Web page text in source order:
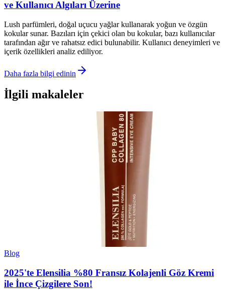
ve Kullanıcı Algıları Üzerine
Lush parfümleri, doğal uçucu yağlar kullanarak yoğun ve özgün
kokular sunar. Bazıları için çekici olan bu kokular, bazı kullanıcılar
tarafından ağır ve rahatsız edici bulunabilir. Kullanıcı deneyimleri ve
içerik özellikleri analiz ediliyor.
Daha fazla bilgi edinin
İlgili makaleler
Blog
2025'te Elensilia %80 Fransız Kolajenli Göz Kremi
ile İnce Çizgilere Son!